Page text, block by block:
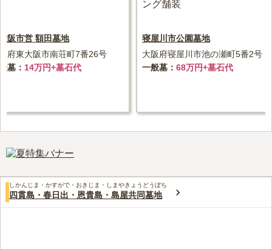
阪市営 額田墓地
府東大阪市南荘町7番26号
墓
14万円+墓石代
寝屋川市公園墓地
大阪府寝屋川市池の瀬町5番2号
一般墓
68万円+墓石代
しかんじま・かすがで・おきじま・しまやきょうどうぼち
四貫島・春日出・恩貴島・島屋共同墓地